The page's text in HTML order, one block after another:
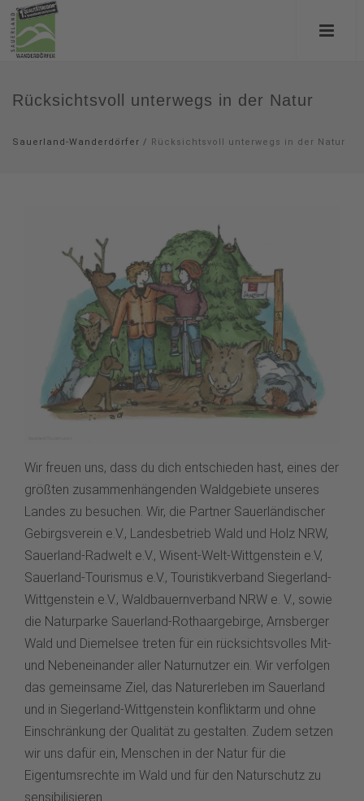
Rücksichtsvoll unterwegs in der Natur
Sauerland-Wanderdörfer / Rücksichtsvoll unterwegs in der Natur
Wir freuen uns, dass du dich entschieden hast, eines der
größten zusammenhängenden Waldgebiete unseres
Landes zu besuchen. Wir, die Partner Sauerländischer
Gebirgsverein e.V., Landesbetrieb Wald und Holz NRW,
Sauerland-Radwelt e.V., Wisent-Welt-Wittgenstein e.V,
Sauerland-Tourismus e.V., Touristikverband Siegerland-
Wittgenstein e.V., Waldbauernverband NRW e. V., sowie
die Naturparke Sauerland-Rothaargebirge, Arnsberger
Wald und Diemelsee treten für ein rücksichtsvolles Mit-
und Nebeneinander aller Naturnutzer ein. Wir verfolgen
das gemeinsame Ziel, das Naturerleben im Sauerland
und in Siegerland-Wittgenstein konfliktarm und ohne
Einschränkung der Qualität zu gestalten. Zudem setzen
wir uns dafür ein, Menschen in der Natur für die
Eigentumsrechte im Wald und für den Naturschutz zu
sensibilisieren.